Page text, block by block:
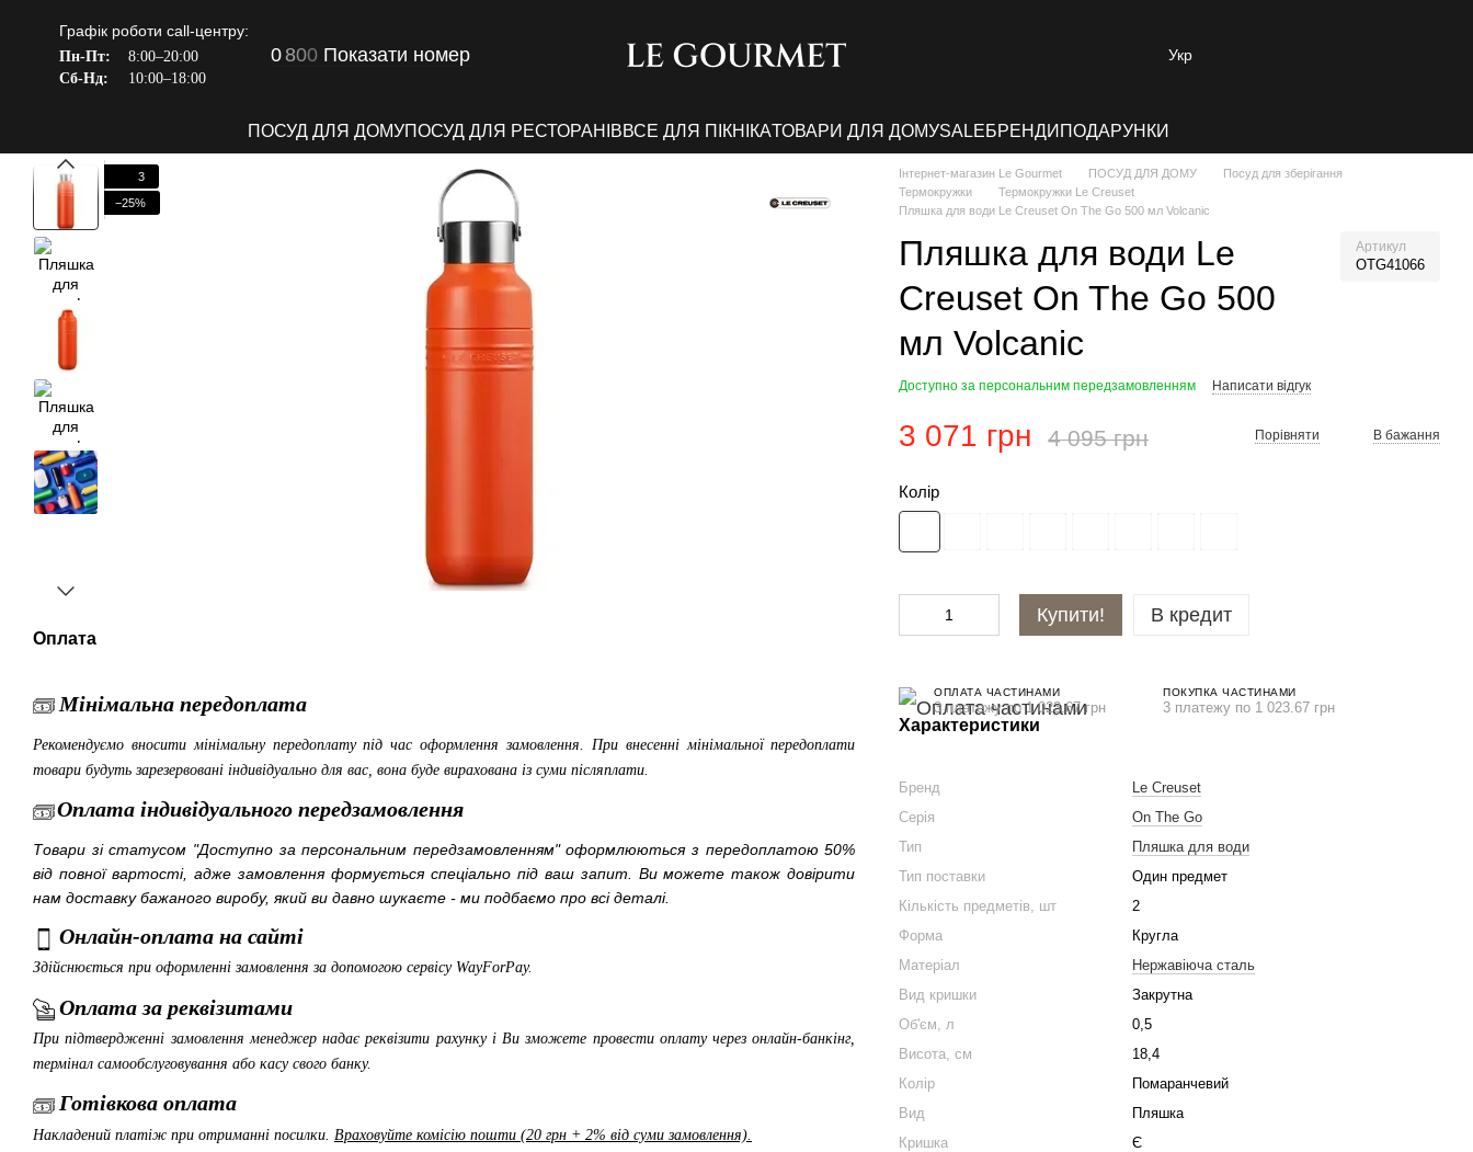
Графік роботи call-центру:
Пн-Пт:
8:00–20:00
Сб-Нд:
10:00–18:00
0800 Показати номер Укр
ПОСУД ДЛЯ ДОМУПОСУД ДЛЯ РЕСТОРАНІВВСЕ ДЛЯ ПІКНІКАТОВАРИ ДЛЯ ДОМУSALEБРЕНДИ ПОДАРУНКИ
3
−25%
Оплата
Мінімальна передоплата
Рекомендуємо вносити мінімальну передоплату під час оформлення замовлення. При внесенні мінімальної передоплати
товари будуть зарезервовані індивідуально для вас, вона буде вирахована із суми післяплати.
Оплата індивідуального передзамовлення
Товари зі статусом "Доступно за персональним передзамовленням" оформлюються з передоплатою 50%
від повної вартості, адже замовлення формується спеціально під ваш запит. Ви можете також довірити
нам доставку бажаного виробу, який ви давно шукаєте - ми подбаємо про всі деталі.
Онлайн-оплата на сайті
Здійснюється при оформленні замовлення за допомогою сервісу WayForPay.
Оплата за реквізитами
При підтвердженні замовлення менеджер надає реквізити рахунку і Ви зможете провести оплату через онлайн-банкінг,
термінал самообслуговування або касу свого банку.
Готівкова оплата
Накладений платіж при отриманні посилки. Враховуйте комісію пошти (20 грн + 2% від суми замовлення).
Інтернет-магазин Le Gourmet ПОСУД ДЛЯ ДОМУ
Посуд для зберігання
Термокружки
Термокружки Le Creuset
Пляшка для води Le Creuset On The Go 500 мл Volcanic
Пляшка для води Le
Creuset On The Go 500
мл Volcanic
Артикул
OTG41066
Доступно за персональним передзамовленням Написати відгук
3 071 грн 4 095 грн Порівняти В бажання
Колір
Купити! В кредит
ОПЛАТА ЧАСТИНАМИ
3 платежу по 1 023.67 грн
ПОКУПКА ЧАСТИНАМИ
3 платежу по 1 023.67 грн
Характеристики
Бренд
Le Creuset
Серія
On The Go
Тип
Пляшка для води
Тип поставки
Один предмет
Кількість предметів, шт
2
Форма
Кругла
Матеріал
Нержавіюча сталь
Вид кришки
Закрутна
Об'єм, л
0,5
Висота, см
18,4
Колір
Помаранчевий
Вид
Пляшка
Кришка
Є